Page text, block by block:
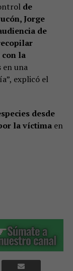
de
Jorge
de
con la
una
explicó el
desde
la víctimaen